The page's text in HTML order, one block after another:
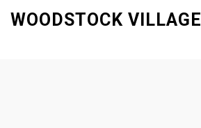
WOODSTOCK VILLAGE